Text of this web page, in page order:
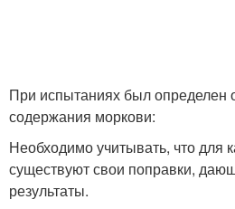
При испытаниях был
содержания моркови:
Необходимо учитывать, что для
существуют свои поправки,
результаты.